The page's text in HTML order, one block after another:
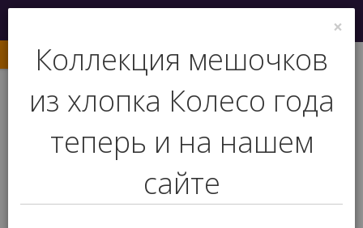
+7 (927) 239 77 03
Обратный звонок
Вас ждет подарок!
×
Коллекция мешочков
из хлопка Колесо года
теперь и на нашем
сайте